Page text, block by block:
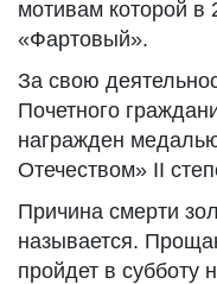
мотивам которой
«Фартовый».
За свою
Почетного
награжден
Отечеством» II
Причина смерти
называется.
пройдет в субботу